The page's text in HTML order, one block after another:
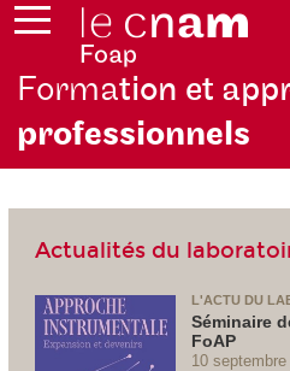
Formation et
professionnels
Actualités du
L'ACTU DU
Séminaire
FoAP
10 septembre